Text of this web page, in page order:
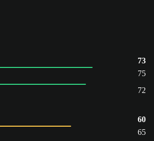
73
75
72
60
65